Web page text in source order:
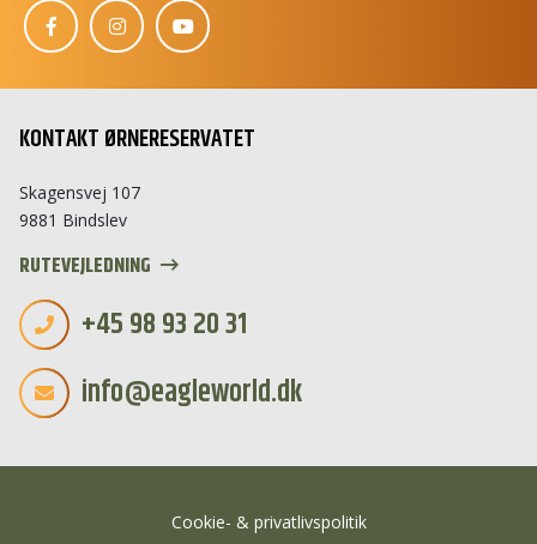
KONTAKT ØRNERESERVATET
Skagensvej 107
9881 Bindslev
RUTEVEJLEDNING
+45 98 93 20 31
info@eagleworld.dk
Cookie- & privatlivspolitik
Hvordan kan vi hjælpe?
Start en ny samtale
Har du et spørgsmål? Start en ny samtale
Billetkøb
Særlige åbningstider